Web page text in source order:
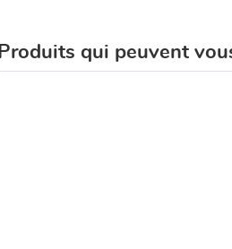
Produits qui peuvent